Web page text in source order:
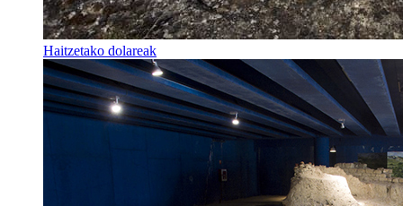
Haitzetako dolareak